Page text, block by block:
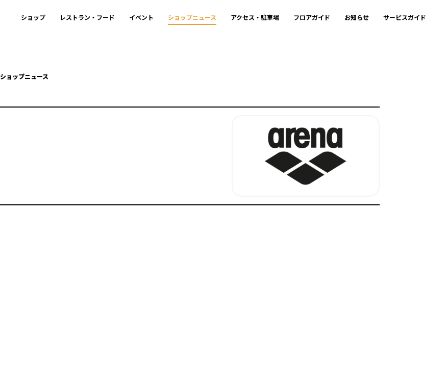
ショップ レストラン・フード イベント ショップニュース アクセス・駐車場 フロアガイド お知らせ サービスガイド
ショップニュース